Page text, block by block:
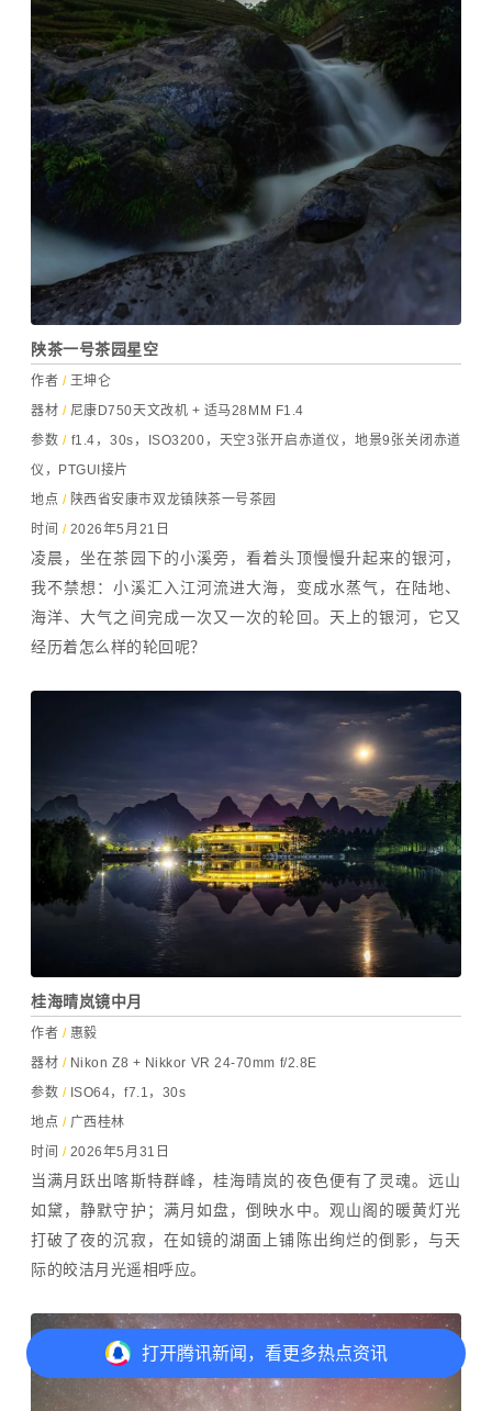
陕茶一号茶园星空
作者 /王坤仑
器材 /尼康D750天文改机 + 适马28MM F1.4
参数 / f1.4，30s，ISO3200，天空3张开启赤道仪，地景9张关闭赤道
仪，PTGUI接片
地点 /陕西省安康市双龙镇陕茶一号茶园
时间 / 2026年5月21日
凌晨，坐在茶园下的小溪旁，看着头顶慢慢升起来的银河，
我不禁想：小溪汇入江河流进大海，变成水蒸气，在陆地、
海洋、大气之间完成一次又一次的轮回。天上的银河，它又
经历着怎么样的轮回呢？
桂海晴岚镜中月
作者 /惠毅
器材 /Nikon Z8 + Nikkor VR 24-70mm f/2.8E
参数 / ISO64，f7.1，30s
地点 /广西桂林
时间 / 2026年5月31日
当满月跃出喀斯特群峰，桂海晴岚的夜色便有了灵魂。远山
如黛，静默守护；满月如盘，倒映水中。观山阁的暖黄灯光
打破了夜的沉寂，在如镜的湖面上铺陈出绚烂的倒影，与天
际的皎洁月光遥相呼应。
打开腾讯新闻，看更多热点资讯